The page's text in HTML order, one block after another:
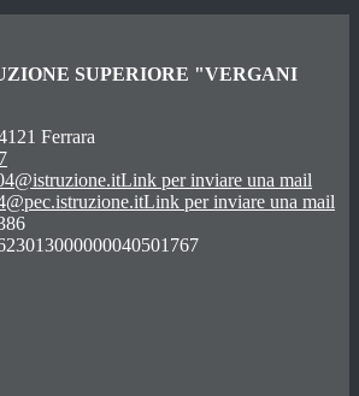
SUPERIORE "VERGANI
Ferrara
Link per inviare una mail
Link per inviare una mail